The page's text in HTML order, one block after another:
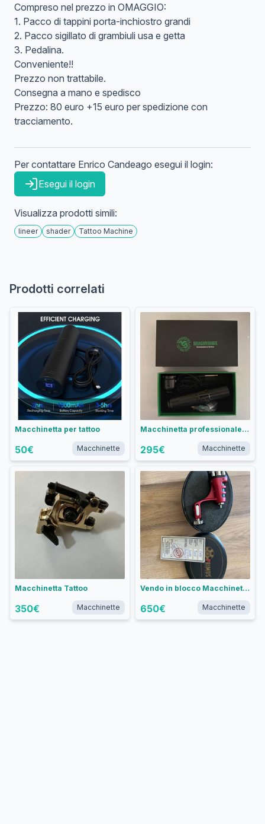
Compreso nel prezzo in OMAGGIO:
1. Pacco di tappini porta-inchiostro grandi
2. Pacco sigillato di grambiuli usa e getta
3. Pedalina.
Conveniente!!
Prezzo non trattabile.
Consegna a mano e spedisco
Prezzo: 80 euro +15 euro per spedizione con
tracciamento.
Per contattare Enrico Candeago esegui il login:
Esegui il login
Visualizza prodotti simili:
lineer shader Tattoo Machine
Prodotti correlati
Macchinetta per tattoo
50€ Macchinette
Macchinetta professionale per tattoo Dragonhawk
295€ Macchinette
Macchinetta Tattoo
350€ Macchinette
Vendo in blocco Macchinette sunskin
650€ Macchinette